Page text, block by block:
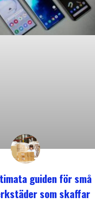
guiden för små
som skaffar